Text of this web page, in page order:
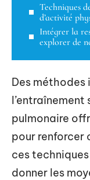
Techniques
d’activité
Intégrer la
explorer de
Des méthodes
pulmonaire
pour
ces
donner les